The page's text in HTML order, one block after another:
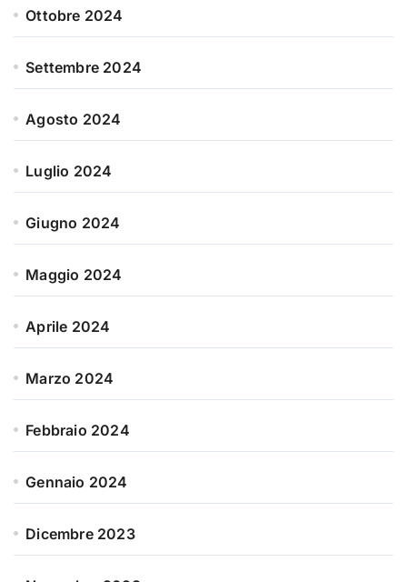
Ottobre 2024
Settembre 2024
Agosto 2024
Luglio 2024
Giugno 2024
Maggio 2024
Aprile 2024
Marzo 2024
Febbraio 2024
Gennaio 2024
Dicembre 2023